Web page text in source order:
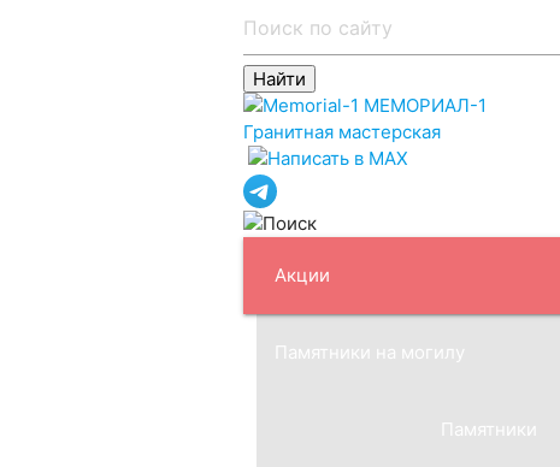
МЕМОРИАЛ-1
Гранитная мастерская
Акции
Памятники на могилу
Памятники